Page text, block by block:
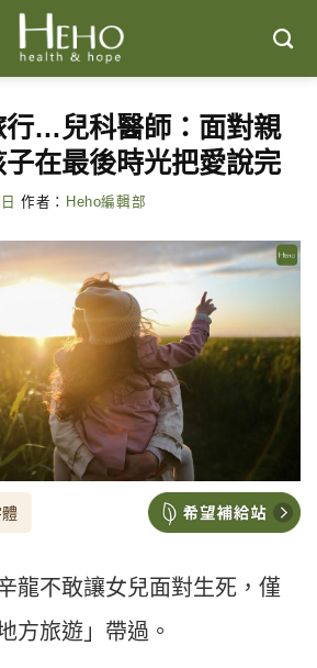
行…兒科醫師：面對親
在最後時光把愛說完
作者： Heho編輯部
龍不敢讓女兒面對生死，僅
方旅遊」帶過。